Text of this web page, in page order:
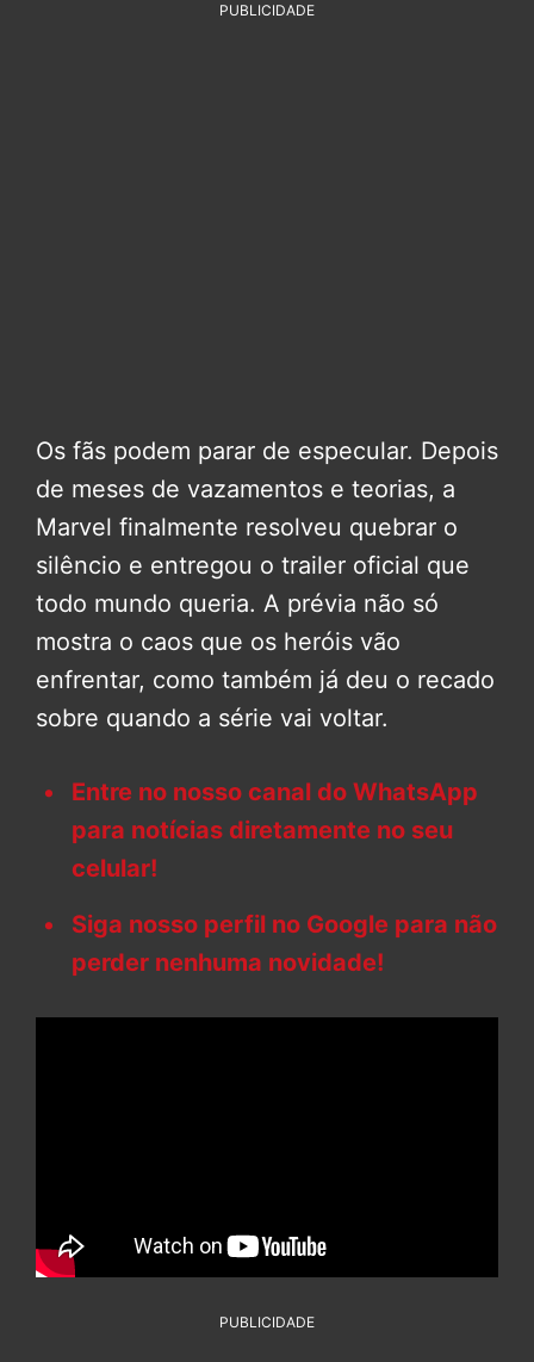
PUBLICIDADE
Os fãs podem parar de especular. Depois
de meses de vazamentos e teorias, a
Marvel finalmente resolveu quebrar o
silêncio e entregou o trailer oficial que
todo mundo queria. A prévia não só
mostra o caos que os heróis vão
enfrentar, como também já deu o recado
sobre quando a série vai voltar.
Entre no nosso canal do WhatsApp
para notícias diretamente no seu
celular!
Siga nosso perfil no Google para não
perder nenhuma novidade!
PUBLICIDADE